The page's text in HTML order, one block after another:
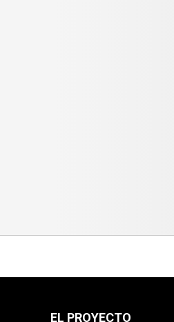
EL PROYECTO